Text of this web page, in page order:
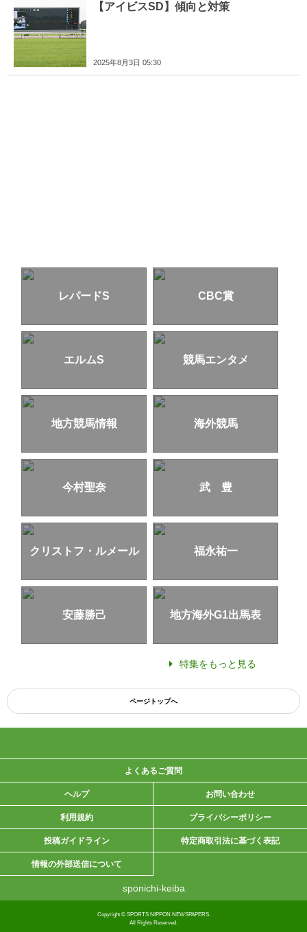
【アイビスSD】傾向と対策
2025年8月3日 05:30
レパードS CBC賞
エルムS 競馬エンタメ
地方競馬情報 海外競馬
今村聖奈 武 豊
クリストフ・ルメール 福永祐一
安藤勝己 地方海外G1出馬表
特集をもっと見る
ページトップへ
よくあるご質問
ヘルプ お問い合わせ
利用規約 プライバシーポリシー
投稿ガイドライン 特定商取引法に基づく表記
情報の外部送信について
sponichi-keiba
Copyright © SPORTS NIPPON NEWSPAPERS.
All Rights Reserved.